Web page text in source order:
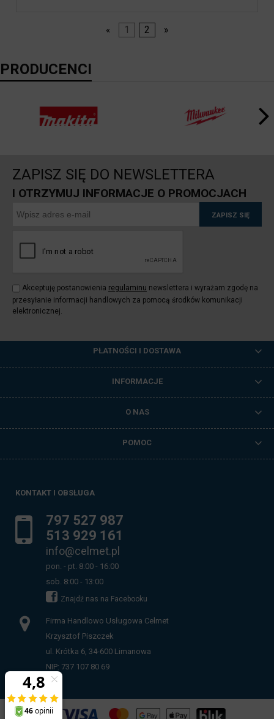
« 1 2 »
PRODUCENCI
ZAPISZ SIĘ DO NEWSLETTERA
I OTRZYMUJ INFORMACJE O PROMOCJACH
ZAPISZ SIĘ
Akceptuję postanowienia regulaminu newslettera i wyrażam zgodę na
przesyłanie informacji handlowych za pomocą środków komunikacji
elektronicznej.
PŁATNOŚCI I DOSTAWA
INFORMACJE
O NAS
POMOC
KONTAKT I OBSŁUGA
797 527 987
513 929 161
info@celmet.pl
pon. - pt. 8:00 - 16:00
sob. 8:00 - 13:00
Znajdź nas na Facebooku
Firma Handlowo Usługowa Celmet
Krzysztof Piszczek
ul. Krótka 6, 34-600 Limanowa
NIP: 737 107 80 69